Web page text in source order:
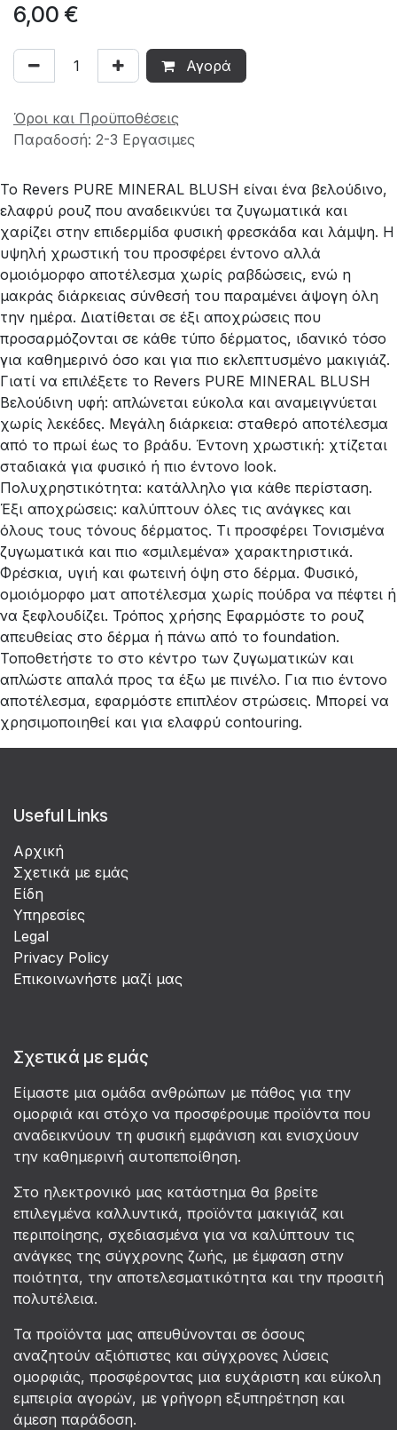
6,00 €
Αγορά
Όροι και Προϋποθέσεις
Παραδοσή: 2-3 Εργασιμες
Το Revers PURE MINERAL BLUSH είναι ένα βελούδινο,
ελαφρύ ρουζ που αναδεικνύει τα ζυγωματικά και
χαρίζει στην επιδερμίδα φυσική φρεσκάδα και λάμψη. Η
υψηλή χρωστική του προσφέρει έντονο αλλά
ομοιόμορφο αποτέλεσμα χωρίς ραβδώσεις, ενώ η
μακράς διάρκειας σύνθεσή του παραμένει άψογη όλη
την ημέρα. Διατίθεται σε έξι αποχρώσεις που
προσαρμόζονται σε κάθε τύπο δέρματος, ιδανικό τόσο
για καθημερινό όσο και για πιο εκλεπτυσμένο μακιγιάζ.
Γιατί να επιλέξετε το Revers PURE MINERAL BLUSH
Βελούδινη υφή: απλώνεται εύκολα και αναμειγνύεται
χωρίς λεκέδες. Μεγάλη διάρκεια: σταθερό αποτέλεσμα
από το πρωί έως το βράδυ. Έντονη χρωστική: χτίζεται
σταδιακά για φυσικό ή πιο έντονο look.
Πολυχρηστικότητα: κατάλληλο για κάθε περίσταση.
Έξι αποχρώσεις: καλύπτουν όλες τις ανάγκες και
όλους τους τόνους δέρματος. Τι προσφέρει Τονισμένα
ζυγωματικά και πιο «σμιλεμένα» χαρακτηριστικά.
Φρέσκια, υγιή και φωτεινή όψη στο δέρμα. Φυσικό,
ομοιόμορφο ματ αποτέλεσμα χωρίς πούδρα να πέφτει ή
να ξεφλουδίζει. Τρόπος χρήσης Εφαρμόστε το ρουζ
απευθείας στο δέρμα ή πάνω από το foundation.
Τοποθετήστε το στο κέντρο των ζυγωματικών και
απλώστε απαλά προς τα έξω με πινέλο. Για πιο έντονο
αποτέλεσμα, εφαρμόστε επιπλέον στρώσεις. Μπορεί να
χρησιμοποιηθεί και για ελαφρύ contouring.
Useful Links
Αρχική
Σχετικά με εμάς
Είδη
Υπηρεσίες
Legal
Privacy Policy
Επικοινωνήστε μαζί μας
Σχετικά με εμάς
Είμαστε μια ομάδα ανθρώπων με πάθος για την
ομορφιά και στόχο να προσφέρουμε προϊόντα που
αναδεικνύουν τη φυσική εμφάνιση και ενισχύουν
την καθημερινή αυτοπεποίθηση.
Στο ηλεκτρονικό μας κατάστημα θα βρείτε
επιλεγμένα καλλυντικά, προϊόντα μακιγιάζ και
περιποίησης, σχεδιασμένα για να καλύπτουν τις
ανάγκες της σύγχρονης ζωής, με έμφαση στην
ποιότητα, την αποτελεσματικότητα και την προσιτή
πολυτέλεια.
Τα προϊόντα μας απευθύνονται σε όσους
αναζητούν αξιόπιστες και σύγχρονες λύσεις
ομορφιάς, προσφέροντας μια ευχάριστη και εύκολη
εμπειρία αγορών, με γρήγορη εξυπηρέτηση και
άμεση παράδοση.